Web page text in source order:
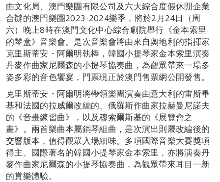
由文化局、澳門樂團有限公司及六大綜合度假休閒企業
合辦的澳門樂團2023-2024樂季，將於2月24日（周
六）晚上8時在澳門文化中心綜合劇院舉行《金本索里
的琴盒》音樂會。是次音樂會將由來自奧地利的指揮家
克里斯蒂安・阿爾明執棒，韓國小提琴家金本索里演奏
丹麥作曲家尼爾森的小提琴協奏曲，為觀眾帶來一場多
姿多彩的音色饗宴，門票現正於澳門售票網公開發售。
克里斯蒂安・阿爾明將帶領樂團演奏由意大利的雷斯畢
基和法國的拉威爾改編的、俄羅斯作曲家拉赫曼尼諾夫
的《音畫練習曲》，以及穆索爾斯基的《展覽會之
畫》。兩首樂曲本屬鋼琴組曲，是次演出則屬改編後的
交響版本，值得觀眾入場細味。多項國際音樂大賽獎項
得主、國際著名的韓國小提琴家金本索里，亦將演奏丹
麥作曲家尼爾森的小提琴協奏曲，為觀眾帶來耳目一新
的賞樂體驗。